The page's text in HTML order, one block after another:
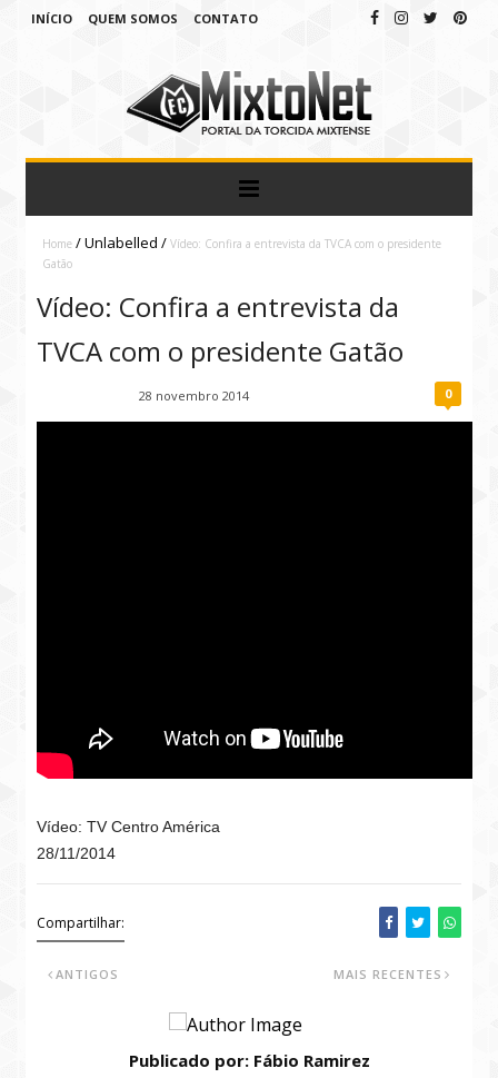
INÍCIO QUEM SOMOS CONTATO
Home /Unlabelled/ Vídeo: Confira a entrevista da TVCA com o presidente
Gatão
Vídeo: Confira a entrevista da
TVCA com o presidente Gatão
28 novembro 2014 0
Vídeo: TV Centro América
28/11/2014
Compartilhar:
MAIS RECENTES
ANTIGOS
Publicado por: Fábio Ramirez